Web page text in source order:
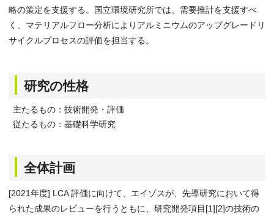
略の策定を支援する。国立環境研究所では、需要推計を支援すべ
く、マテリアルフロー分析によりアルミニウムのアップグレードリ
サイクルプロセスの評価を担当する。
研究の性格
主たるもの：技術開発・評価
従たるもの：基礎科学研究
全体計画
[2021年度] LCA 評価に向けて、エイゾスが、先導研究において得
られた成果のレビューを行うともに、研究開発項目[1][2]の技術の